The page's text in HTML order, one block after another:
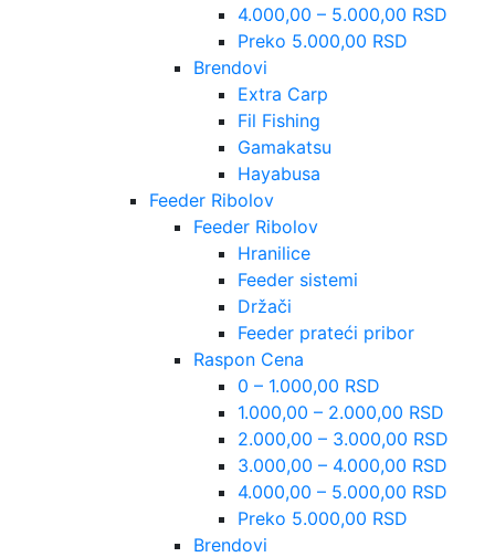
4.000,00 – 5.000,00 RSD
Preko 5.000,00 RSD
Brendovi
Extra Carp
Fil Fishing
Gamakatsu
Hayabusa
Feeder Ribolov
Feeder Ribolov
Hranilice
Feeder sistemi
Držači
Feeder prateći pribor
Raspon Cena
0 – 1.000,00 RSD
1.000,00 – 2.000,00 RSD
2.000,00 – 3.000,00 RSD
3.000,00 – 4.000,00 RSD
4.000,00 – 5.000,00 RSD
Preko 5.000,00 RSD
Brendovi